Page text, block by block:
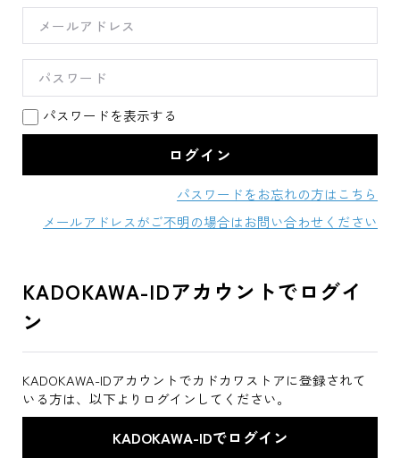
パスワードを表示する
パスワードをお忘れの方はこちら
メールアドレスがご不明の場合はお問い合わせください
KADOKAWA-IDアカウントでログイ
ン
KADOKAWA-IDアカウントでカドカワストアに登録されて
いる方は、以下よりログインしてください。